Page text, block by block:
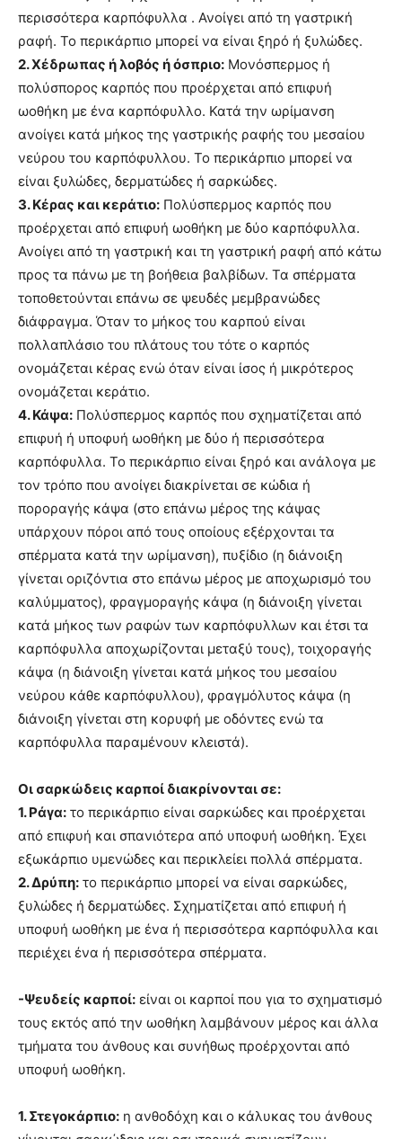
περισσότερα καρπόφυλλα . Ανοίγει από τη γαστρική
ραφή. Το περικάρπιο μπορεί να είναι ξηρό ή ξυλώδες.
2. Χέδρωπας ή λοβός ή όσπριο: Μονόσπερμος ή
πολύσπορος καρπός που προέρχεται από επιφυή
ωοθήκη με ένα καρπόφυλλο. Κατά την ωρίμανση
ανοίγει κατά μήκος της γαστρικής ραφής του μεσαίου
νεύρου του καρπόφυλλου. Το περικάρπιο μπορεί να
είναι ξυλώδες, δερματώδες ή σαρκώδες.
3. Κέρας και κεράτιο: Πολύσπερμος καρπός που
προέρχεται από επιφυή ωοθήκη με δύο καρπόφυλλα.
Ανοίγει από τη γαστρική και τη γαστρική ραφή από κάτω
προς τα πάνω με τη βοήθεια βαλβίδων. Τα σπέρματα
τοποθετούνται επάνω σε ψευδές μεμβρανώδες
διάφραγμα. Όταν το μήκος του καρπού είναι
πολλαπλάσιο του πλάτους του τότε ο καρπός
ονομάζεται κέρας ενώ όταν είναι ίσος ή μικρότερος
ονομάζεται κεράτιο.
4. Κάψα: Πολύσπερμος καρπός που σχηματίζεται από
επιφυή ή υποφυή ωοθήκη με δύο ή περισσότερα
καρπόφυλλα. Το περικάρπιο είναι ξηρό και ανάλογα με
τον τρόπο που ανοίγει διακρίνεται σε κώδια ή
ποροραγής κάψα (στο επάνω μέρος της κάψας
υπάρχουν πόροι από τους οποίους εξέρχονται τα
σπέρματα κατά την ωρίμανση), πυξίδιο (η διάνοιξη
γίνεται οριζόντια στο επάνω μέρος με αποχωρισμό του
καλύμματος), φραγμοραγής κάψα (η διάνοιξη γίνεται
κατά μήκος των ραφών των καρπόφυλλων και έτσι τα
καρπόφυλλα αποχωρίζονται μεταξύ τους), τοιχοραγής
κάψα (η διάνοιξη γίνεται κατά μήκος του μεσαίου
νεύρου κάθε καρπόφυλλου), φραγμόλυτος κάψα (η
διάνοιξη γίνεται στη κορυφή με οδόντες ενώ τα
καρπόφυλλα παραμένουν κλειστά).
Οι σαρκώδεις καρποί διακρίνονται σε:
1. Ράγα: το περικάρπιο είναι σαρκώδες και προέρχεται
από επιφυή και σπανιότερα από υποφυή ωοθήκη. Έχει
εξωκάρπιο υμενώδες και περικλείει πολλά σπέρματα.
2. Δρύπη: το περικάρπιο μπορεί να είναι σαρκώδες,
ξυλώδες ή δερματώδες. Σχηματίζεται από επιφυή ή
υποφυή ωοθήκη με ένα ή περισσότερα καρπόφυλλα και
περιέχει ένα ή περισσότερα σπέρματα.
-Ψευδείς καρποί: είναι οι καρποί που για το σχηματισμό
τους εκτός από την ωοθήκη λαμβάνουν μέρος και άλλα
τμήματα του άνθους και συνήθως προέρχονται από
υποφυή ωοθήκη.
1. Στεγοκάρπιο: η ανθοδόχη και ο κάλυκας του άνθους